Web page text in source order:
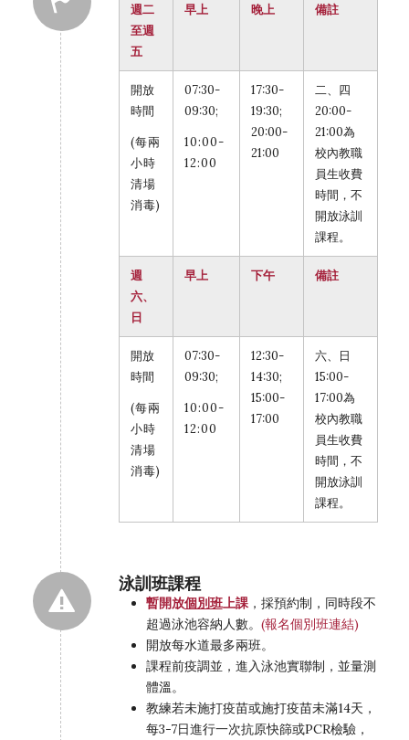
週二
至週
五
早上 晚上 備註
開放
時間
(每兩
小時
清場
消毒)
07:30-
09:30;
10:00-
12:00
17:30-
19:30;
20:00-
21:00
二、四
20:00-
21:00為
校內教職
員生收費
時間，不
開放泳訓
課程。
週
六、
日
早上 下午 備註
開放
時間
(每兩
小時
清場
消毒)
07:30-
09:30;
10:00-
12:00
12:30-
14:30;
15:00-
17:00
六、日
15:00-
17:00為
校內教職
員生收費
時間，不
開放泳訓
課程。
泳訓班課程
暫開放個別班上課，採預約制，同時段不
超過泳池容納人數。 (報名個別班連結)
開放每水道最多兩班。
課程前疫調並，進入泳池實聯制，並量測
體溫。
教練若未施打疫苗或施打疫苗未滿14天，
每3-7日進行一次抗原快篩或PCR檢驗，